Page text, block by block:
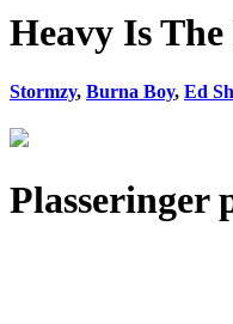
Heavy Is
Stormzy, Burna Boy, Ed
Plasseringer